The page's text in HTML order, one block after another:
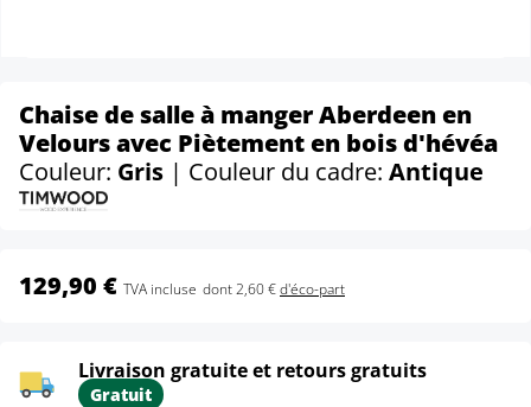
Chaise de salle à manger Aberdeen en
Velours avec Piètement en bois d'hévéa
Couleur: Gris | Couleur du cadre: Antique
129,90 € TVA incluse dont 2,60 €d'éco-part
Livraison gratuite et retours gratuits
Gratuit